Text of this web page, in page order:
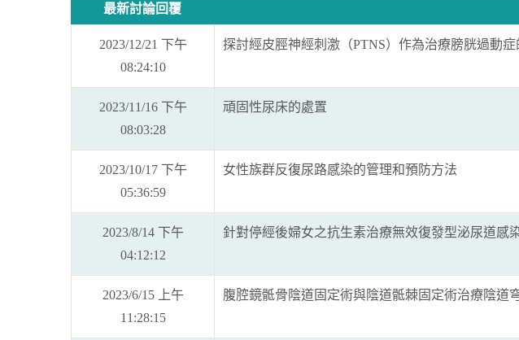
最新討論回覆
2023/12/21 下午
08:24:10
探討經皮脛神經刺激（PTNS）作為治療膀胱過動
2023/11/16 下午
08:03:28
頑固性尿床的處置
2023/10/17 下午
05:36:59
女性族群反復尿路感染的管理和預防方法
2023/8/14 下午
04:12:12
針對停經後婦女之抗生素治療無效復發型泌尿道感
2023/6/15 上午
11:28:15
腹腔鏡骶骨陰道固定術與陰道骶棘固定術治療陰道